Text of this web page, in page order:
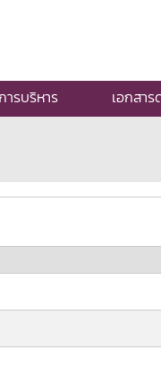
ารบริหาร เอกสาร